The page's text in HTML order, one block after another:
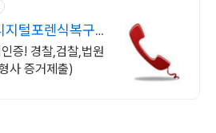
지털포렌식복구
증! 경찰,검찰,법원
사 증거제출)